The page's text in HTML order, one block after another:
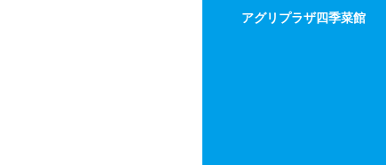
アグリプラザ四季菜館